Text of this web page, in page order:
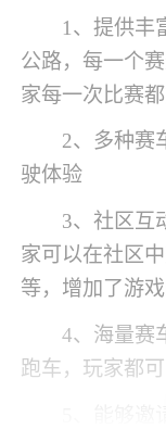
1、提供丰
公路，每一个
家每一次比赛
2、多种赛
驶体验
3、社区互
家可以在社区
等，增加了游
4、海量赛
跑车，玩家都